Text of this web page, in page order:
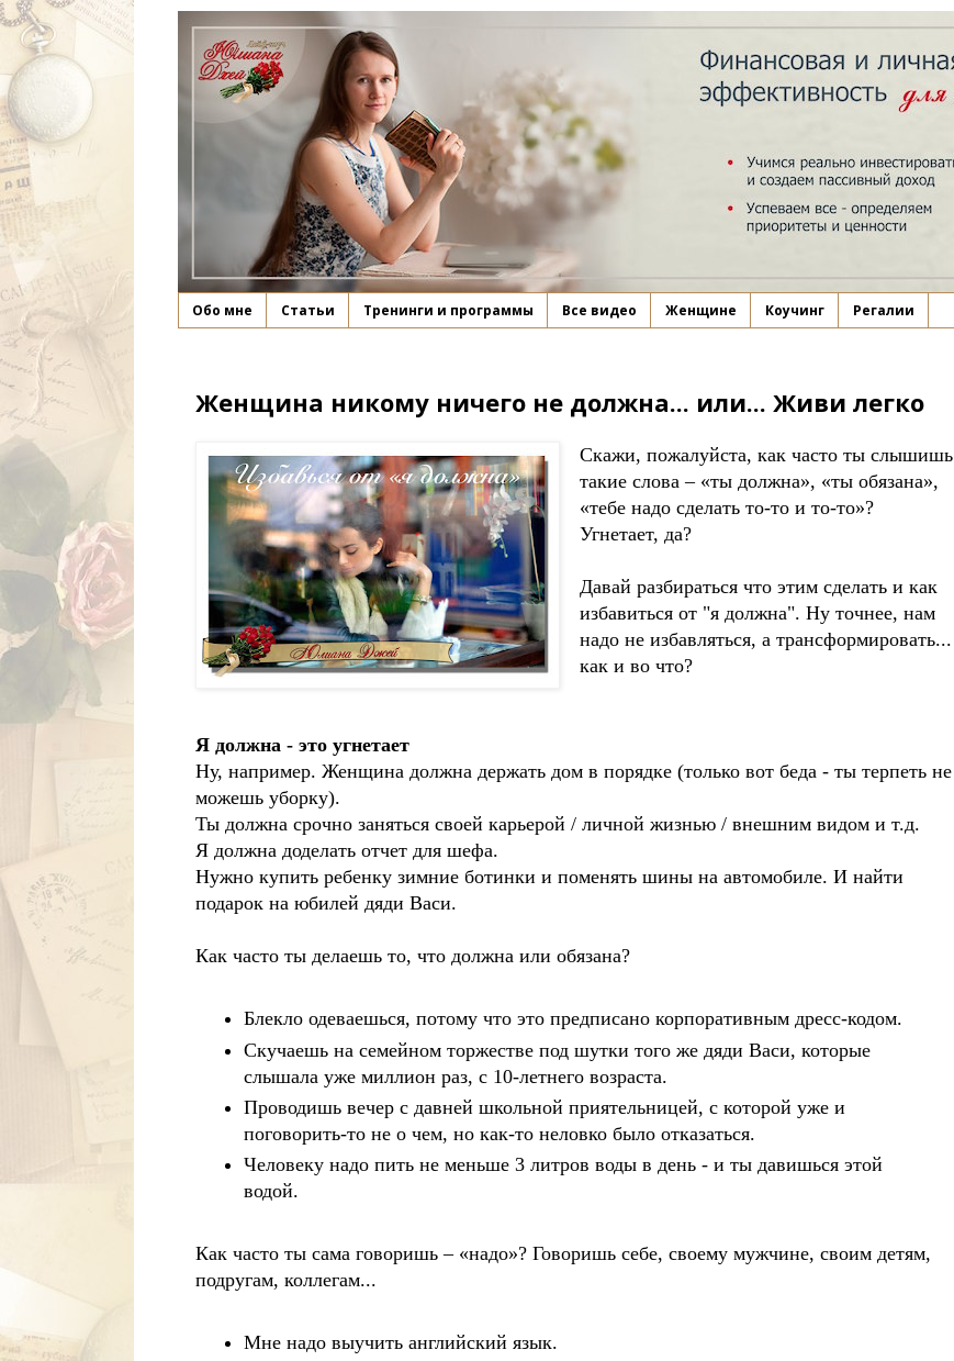
Обо мне Статьи Тренинги и программы Все видео Женщине Коучинг Регалии
Женщина никому ничего не должна... или... Живи легко
Скажи, пожалуйста, как часто ты слышишь
такие слова – «ты должна», «ты обязана»,
«тебе надо сделать то-то и то-то»?
Угнетает, да?
Давай разбираться что этим сделать и как
избавиться от "я должна". Ну точнее, нам
надо не избавляться, а трансформировать...
как и во что?
Я должна - это угнетает
Ну, например. Женщина должна держать дом в порядке (только вот беда - ты терпеть не
можешь уборку).
Ты должна срочно заняться своей карьерой / личной жизнью / внешним видом и т.д.
Я должна доделать отчет для шефа.
Нужно купить ребенку зимние ботинки и поменять шины на автомобиле. И найти
подарок на юбилей дяди Васи.
Как часто ты делаешь то, что должна или обязана?
Блекло одеваешься, потому что это предписано корпоративным дресс-кодом.
Скучаешь на семейном торжестве под шутки того же дяди Васи, которые
слышала уже миллион раз, с 10-летнего возраста.
Проводишь вечер с давней школьной приятельницей, с которой уже и
поговорить-то не о чем, но как-то неловко было отказаться.
Человеку надо пить не меньше 3 литров воды в день - и ты давишься этой
водой.
Как часто ты сама говоришь – «надо»? Говоришь себе, своему мужчине, своим детям,
подругам, коллегам...
Мне надо выучить английский язык.